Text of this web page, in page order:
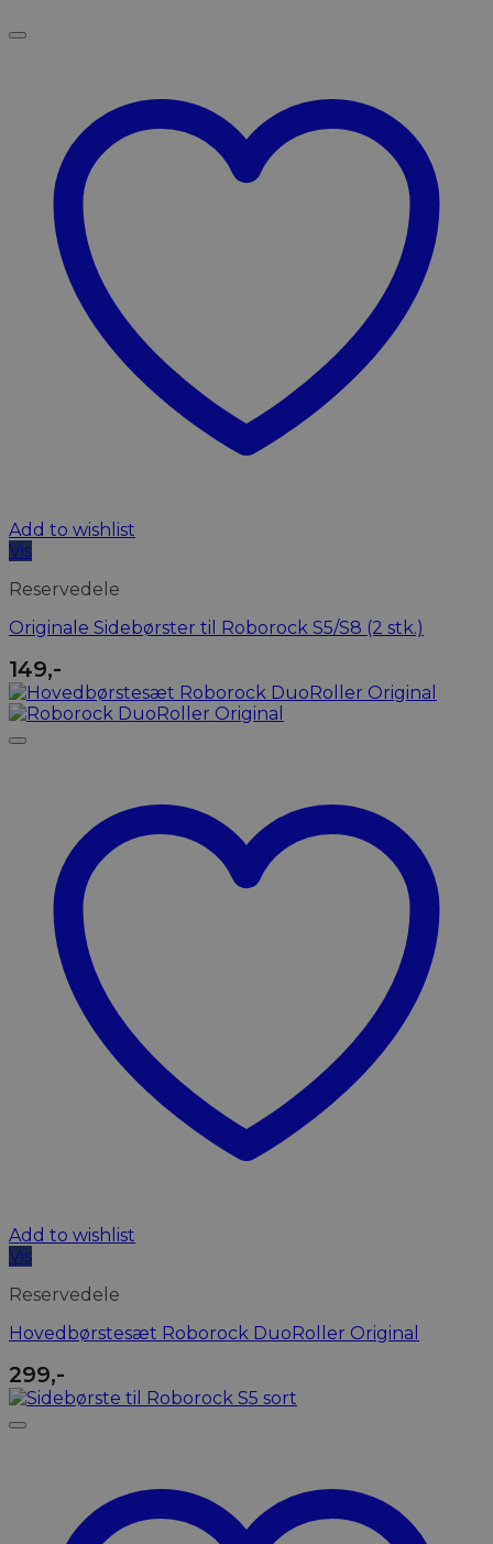
Add to wishlist
Vis
Reservedele
Originale Sidebørster til Roborock S5/S8 (2 stk.)
149,-
Add to wishlist
Vis
Reservedele
Hovedbørstesæt Roborock DuoRoller Original
299,-